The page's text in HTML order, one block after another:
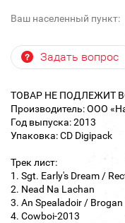
Ваш населенный пункт:
Задать вопрос
ТОВАР НЕ ПОДЛЕЖИТ
Производитель: ООО
Год выпуска: 2013
Упаковка: CD Digipack
Трек лист:
1. Sgt. Early's Dream /
2. Nead Na Lachan
3. An Spealadoir / Brogan
4. Cowboi-2013